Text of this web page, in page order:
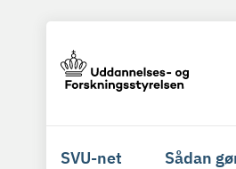
SVU-net Sådan